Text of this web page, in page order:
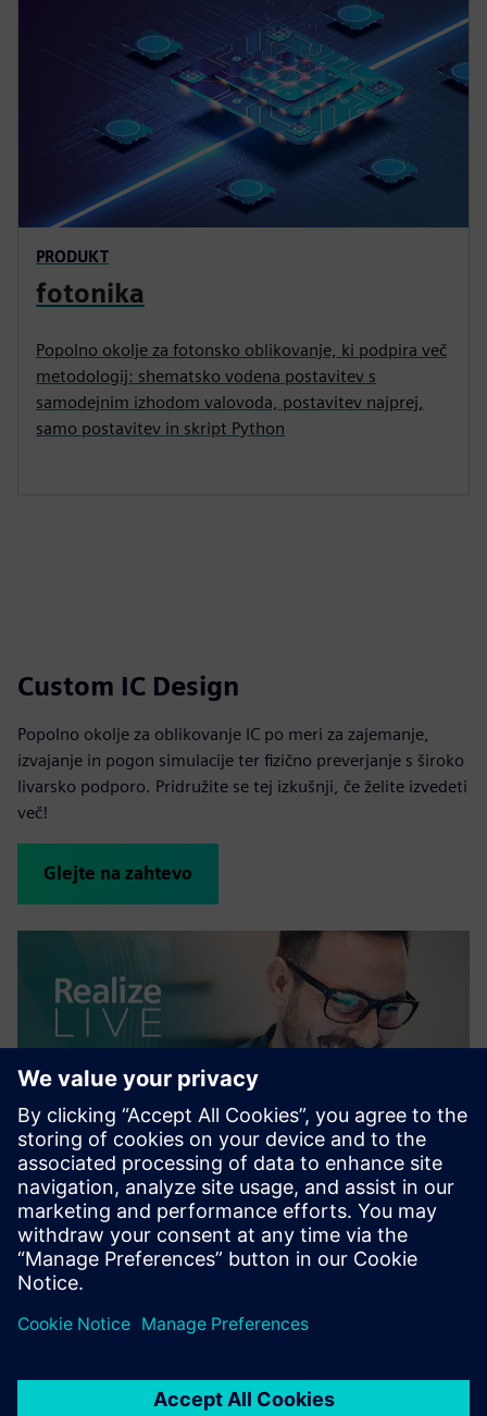
PRODUKT
fotonika
Popolno okolje za fotonsko oblikovanje, ki podpira več
metodologij: shematsko vodena postavitev s
samodejnim izhodom valovoda, postavitev najprej,
samo postavitev in skript Python
Custom IC Design
Popolno okolje za oblikovanje IC po meri za zajemanje,
izvajanje in pogon simulacije ter fizično preverjanje s široko
livarsko podporo. Pridružite se tej izkušnji, če želite izvedeti
več!
Glejte na zahtevo